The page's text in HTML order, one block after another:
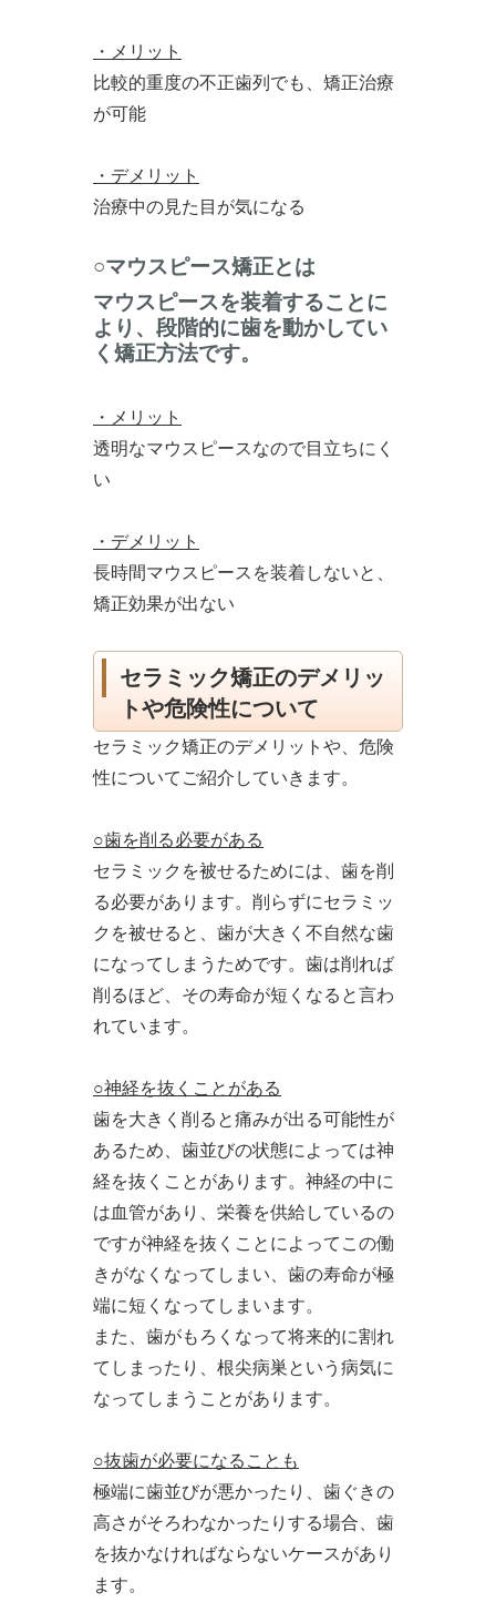
・メリット
比較的重度の不正歯列でも、矯正治療
が可能
・デメリット
治療中の見た目が気になる
○マウスピース矯正とは
マウスピースを装着することに
より、段階的に歯を動かしてい
く矯正方法です。
・メリット
透明なマウスピースなので目立ちにく
い
・デメリット
長時間マウスピースを装着しないと、
矯正効果が出ない
セラミック矯正のデメリッ
トや危険性について
セラミック矯正のデメリットや、危険
性についてご紹介していきます。
○歯を削る必要がある
セラミックを被せるためには、歯を削
る必要があります。削らずにセラミッ
クを被せると、歯が大きく不自然な歯
になってしまうためです。歯は削れば
削るほど、その寿命が短くなると言わ
れています。
○神経を抜くことがある
歯を大きく削ると痛みが出る可能性が
あるため、歯並びの状態によっては神
経を抜くことがあります。神経の中に
は血管があり、栄養を供給しているの
ですが神経を抜くことによってこの働
きがなくなってしまい、歯の寿命が極
端に短くなってしまいます。
また、歯がもろくなって将来的に割れ
てしまったり、根尖病巣という病気に
なってしまうことがあります。
○抜歯が必要になることも
極端に歯並びが悪かったり、歯ぐきの
高さがそろわなかったりする場合、歯
を抜かなければならないケースがあり
ます。